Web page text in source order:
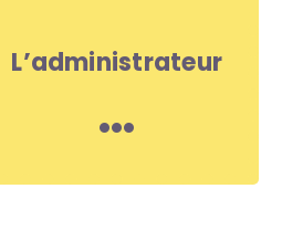
L’administrateur